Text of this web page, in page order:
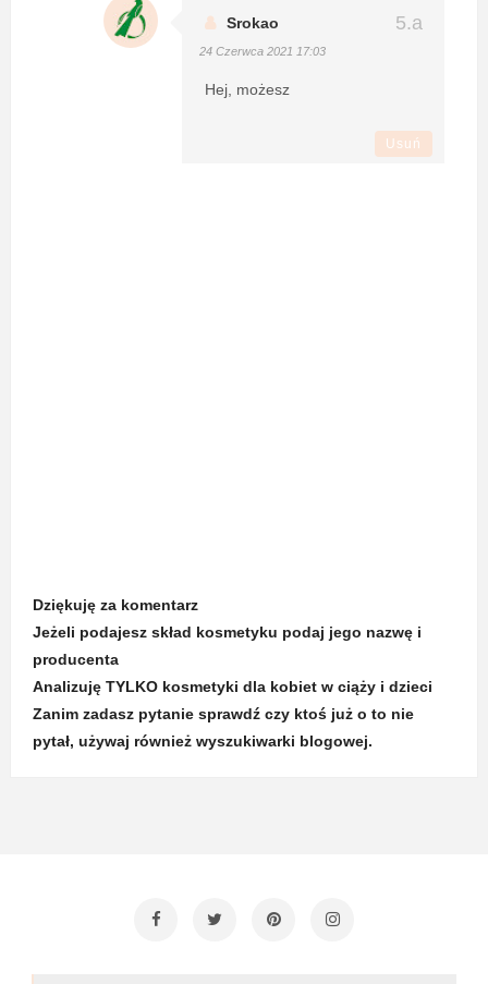
Srokao
24 Czerwca 2021 17:03
Hej, możesz
Usuń
Dziękuję za komentarz
Jeżeli podajesz skład kosmetyku podaj jego nazwę i
producenta
Analizuję TYLKO kosmetyki dla kobiet w ciąży i dzieci
Zanim zadasz pytanie sprawdź czy ktoś już o to nie
pytał, używaj również wyszukiwarki blogowej.